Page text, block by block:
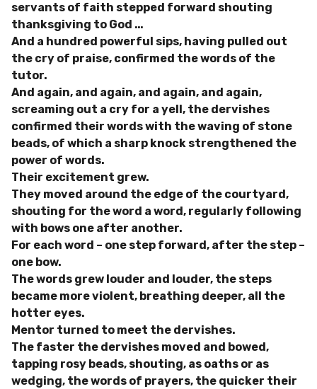
servants of faith stepped forward shouting
thanksgiving to God …
And a hundred powerful sips, having pulled out
the cry of praise, confirmed the words of the
tutor.
And again, and again, and again, and again,
screaming out a cry for a yell, the dervishes
confirmed their words with the waving of stone
beads, of which a sharp knock strengthened the
power of words.
Their excitement grew.
They moved around the edge of the courtyard,
shouting for the word a word, regularly following
with bows one after another.
For each word – one step forward, after the step –
one bow.
The words grew louder and louder, the steps
became more violent, breathing deeper, all the
hotter eyes.
Mentor turned to meet the dervishes.
The faster the dervishes moved and bowed,
tapping rosy beads, shouting, as oaths or as
wedging, the words of prayers, the quicker their